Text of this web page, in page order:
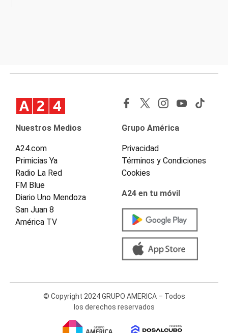
Nuestros Medios
A24.com
Primicias Ya
Radio La Red
FM Blue
Diario Uno Mendoza
San Juan 8
América TV
Grupo América
Privacidad
Términos y Condiciones
Cookies
A24 en tu móvil
© Copyright 2024 GRUPO AMERICA – Todos
los derechos reservados